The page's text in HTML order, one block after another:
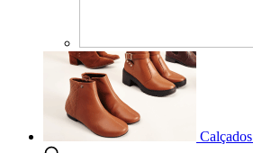
Calçados